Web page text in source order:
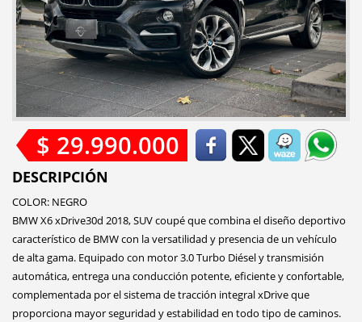
$ 29.990.000
DESCRIPCIÓN
COLOR: NEGRO
BMW X6 xDrive30d 2018, SUV coupé que combina el diseño deportivo
característico de BMW con la versatilidad y presencia de un vehículo
de alta gama. Equipado con motor 3.0 Turbo Diésel y transmisión
automática, entrega una conducción potente, eficiente y confortable,
complementada por el sistema de tracción integral xDrive que
proporciona mayor seguridad y estabilidad en todo tipo de caminos.